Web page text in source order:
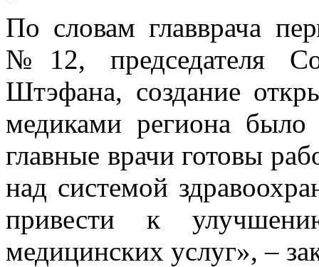
По словам главврача
№12, председателя
Штэфана, создание
медиками региона
главные врачи готовы
над системой
привести к
медицинских услуг», –